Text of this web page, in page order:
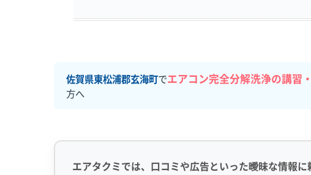
佐賀県東松浦郡玄海町でエアコン完全分解洗浄の講習
方へ
エアタクミでは、口コミや広告といった曖昧な情報